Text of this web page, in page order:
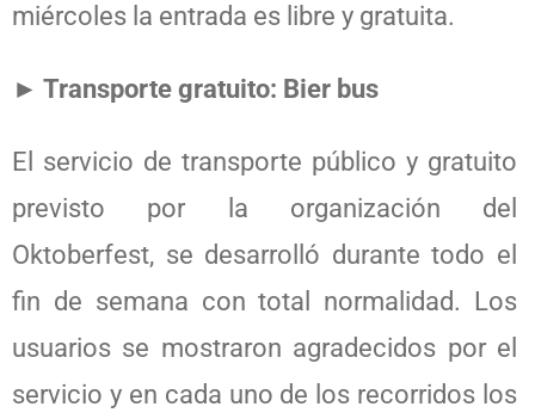
miércoles la entrada es libre y gratuita.
► Transporte gratuito: Bier bus
El servicio de transporte público y gratuito
previsto por la organización del
Oktoberfest, se desarrolló durante todo el
fin de semana con total normalidad. Los
usuarios se mostraron agradecidos por el
servicio y en cada uno de los recorridos los